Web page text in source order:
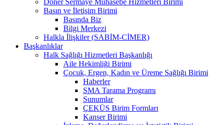
Basın ve İletişim Birimi
Basında Biz
Bilgi Merkezi
Halkla İlişkiler (SABİM-CİMER)
Başkanlıklar
Halk Sağlığı Hizmetleri Başkanlığı
Aile Hekimliği Birimi
Çocuk, Ergen, Kadın ve Üreme Sağlığı Birimi
Haberler
SMA Tarama Programı
Sunumlar
ÇEKÜS Birim Formları
Kanser Birimi